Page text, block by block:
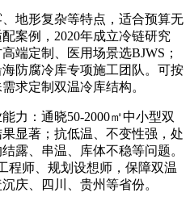
形复杂等特点，适合预算无
案例，2020年成立冷链研究
端定制、医用场景选BJWS；
防腐冷库专项施工团队。可按
求定制双温冷库结构。
：通晓50-2000㎡中小型双
显著；抗低温、不变性强，处
露、串温、库体不稳等问题。
程师、规划设想师，保障双温
庆、四川、贵州等省份。